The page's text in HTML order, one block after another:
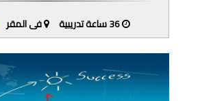
فى المقر